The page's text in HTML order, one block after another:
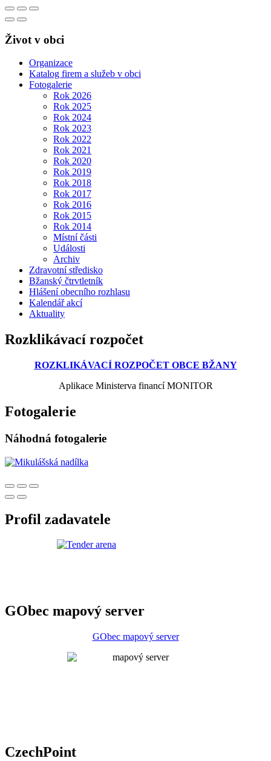
Život v obci
Organizace
Katalog firem a služeb v obci
Fotogalerie
Rok 2026
Rok 2025
Rok 2024
Rok 2023
Rok 2022
Rok 2021
Rok 2020
Rok 2019
Rok 2018
Rok 2017
Rok 2016
Rok 2015
Rok 2014
Místní části
Události
Archiv
Zdravotní středisko
Bžanský čtrvtletník
Hlášení obecního rozhlasu
Kalendář akcí
Aktuality
Rozklikávací rozpočet
ROZKLIKÁVACÍ ROZPOČET OBCE BŽANY
Aplikace Ministerva financí MONITOR
Fotogalerie
Náhodná fotogalerie
Profil zadavatele
GObec mapový server
GObec mapový server
CzechPoint